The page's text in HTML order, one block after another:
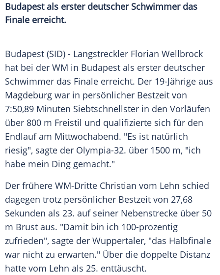
Budapest als erster deutscher Schwimmer das
Finale erreicht.
Budapest (SID) - Langstreckler Florian Wellbrock
hat bei der WM in Budapest als erster deutscher
Schwimmer das Finale erreicht. Der 19-Jährige aus
Magdeburg war in persönlicher Bestzeit von
7:50,89 Minuten Siebtschnellster in den Vorläufen
über 800 m Freistil und qualifizierte sich für den
Endlauf am Mittwochabend. "Es ist natürlich
riesig", sagte der Olympia-32. über 1500 m, "ich
habe mein Ding gemacht."
Der frühere WM-Dritte Christian vom Lehn schied
dagegen trotz persönlicher Bestzeit von 27,68
Sekunden als 23. auf seiner Nebenstrecke über 50
m Brust aus. "Damit bin ich 100-prozentig
zufrieden", sagte der Wuppertaler, "das Halbfinale
war nicht zu erwarten." Über die doppelte Distanz
hatte vom Lehn als 25. enttäuscht.